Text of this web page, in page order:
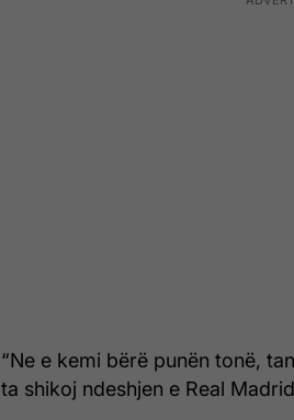
“Ne e kemi bërë punën tonë,
ta shikoj ndeshjen e Real